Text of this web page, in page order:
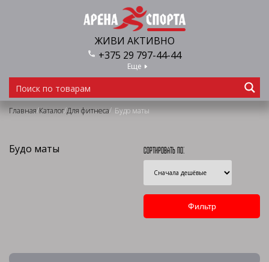
ЖИВИ АКТИВНО
+375 29 797-44-44
Еще
Главная/Каталог/Для фитнеса/ Будо маты
Будо маты Сортировать по: